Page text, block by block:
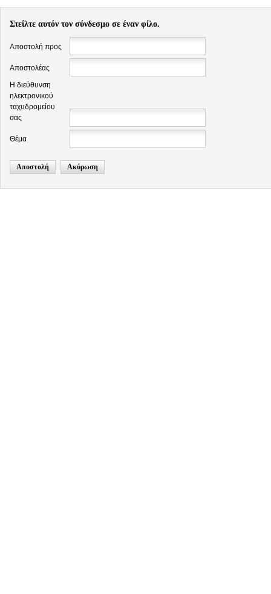
Στείλτε αυτόν τον σύνδεσμο σε έναν φίλο.
Αποστολή προς
Αποστολέας
Η διεύθυνση
ηλεκτρονικού
ταχυδρομείου
σας
Θέμα
Αποστολή Ακύρωση